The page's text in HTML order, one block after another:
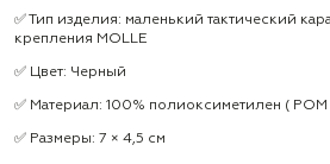
✅ Тип изделия: маленький тактический
крепления MOLLE
✅ Цвет: Черный
✅ Материал: 100% полиоксиметилен ( POM
✅ Размеры: 7 × 4,5 см